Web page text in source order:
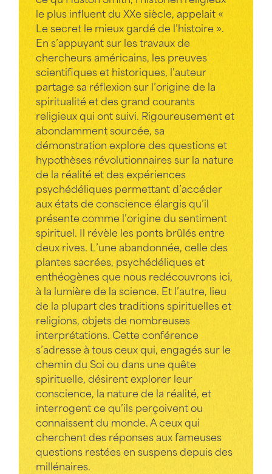
le plus influent du XXe siècle, appelait «
Le secret le mieux gardé de l’histoire ».
En s’appuyant sur les travaux de
chercheurs américains, les preuves
scientifiques et historiques, l’auteur
partage sa réflexion sur l’origine de la
spiritualité et des grand courants
religieux qui ont suivi. Rigoureusement et
abondamment sourcée, sa
démonstration explore des questions et
hypothèses révolutionnaires sur la nature
de la réalité et des expériences
psychédéliques permettant d’accéder
aux états de conscience élargis qu’il
présente comme l’origine du sentiment
spirituel. Il révèle les ponts brûlés entre
deux rives. L’une abandonnée, celle des
plantes sacrées, psychédéliques et
enthéogènes que nous redécouvrons ici,
à la lumière de la science. Et l’autre, lieu
de la plupart des traditions spirituelles et
religions, objets de nombreuses
interprétations. Cette conférence
s’adresse à tous ceux qui, engagés sur le
chemin du Soi ou dans une quête
spirituelle, désirent explorer leur
conscience, la nature de la réalité, et
interrogent ce qu’ils perçoivent ou
connaissent du monde. A ceux qui
cherchent des réponses aux fameuses
questions restées en suspens depuis des
millénaires.